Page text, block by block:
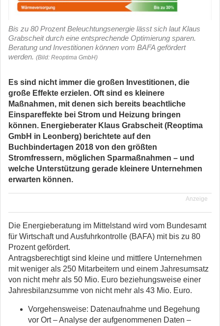
Bis zu 80 Prozent Beleuchtungsenergie lässt sich laut Klaus
Grabscheit durch eine entsprechende Optimierung sparen.
Beratung und Investitionen können vom BAFA gefördert
werden. (Bild: Reoptima GmbH)
Es sind nicht immer die großen Investitionen, die
große Effekte erzielen. Oft sind es kleinere
Maßnahmen, mit denen sich bereits beachtliche
Einspareffekte bei Strom und Heizung bringen
können. Energieberater Klaus Grabscheit (Reoptima
GmbH in Leonberg) berichtete auf den
Buchbindertagen 2018 von den größten
Stromfressern, möglichen Sparmaßnahmen – und
welche Unterstützung gerade kleinere Unternehmen
erwarten können.
Anzeige
Die Energieberatung im Mittelstand wird vom Bundesamt
für Wirtschaft und Ausfuhrkontrolle (BAFA) mit bis zu 80
Prozent gefördert.
Antragsberechtigt sind kleine und mittlere Unternehmen
mit weniger als 250 Mitarbeitern und einem Jahresumsatz
von nicht mehr als 50 Mio. Euro beziehungsweise einer
Jahresbilanzsumme von nicht mehr als 43 Mio. Euro.
Vorgehensweise: Datenaufnahme und Begehung
vor Ort – Analyse der aufgenommenen Daten –